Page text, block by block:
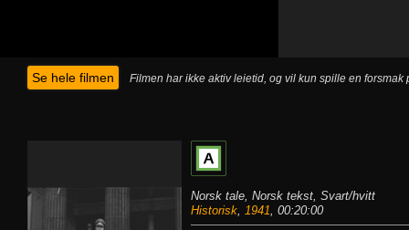
Se hele filmen Filmen har ikke aktiv leietid, og vil kun spille en forsmak
Norsk tale, Norsk tekst, Svart/hvitt
Historisk, 1941, 00:20:00